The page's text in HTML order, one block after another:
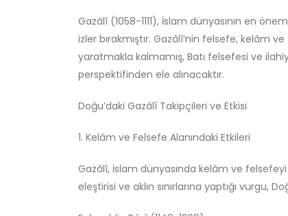
Gazâlî (1058-1111), İslam dünyasının en
izler bırakmıştır. Gazâlî’nin felsefe, kelâm
yaratmakla kalmamış, Batı felsefesi ve
perspektifinden ele alınacaktır.
Doğu’daki Gazâlî Takipçileri ve Etkisi
1. Kelâm ve Felsefe Alanındaki Etkileri
Gazâlî, İslam dünyasında kelâm ve
eleştirisi ve aklın sınırlarına yaptığı vurgu,